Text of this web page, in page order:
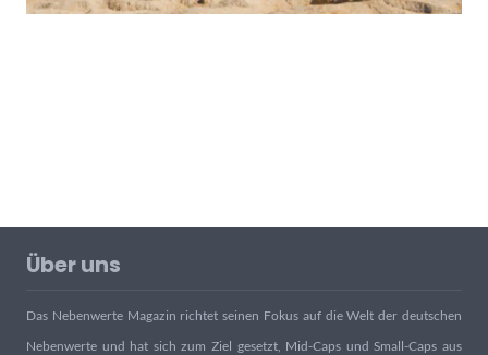
Über uns
Das Nebenwerte Magazin richtet seinen Fokus auf die Welt der deutschen
Nebenwerte und hat sich zum Ziel gesetzt, Mid-Caps und Small-Caps aus